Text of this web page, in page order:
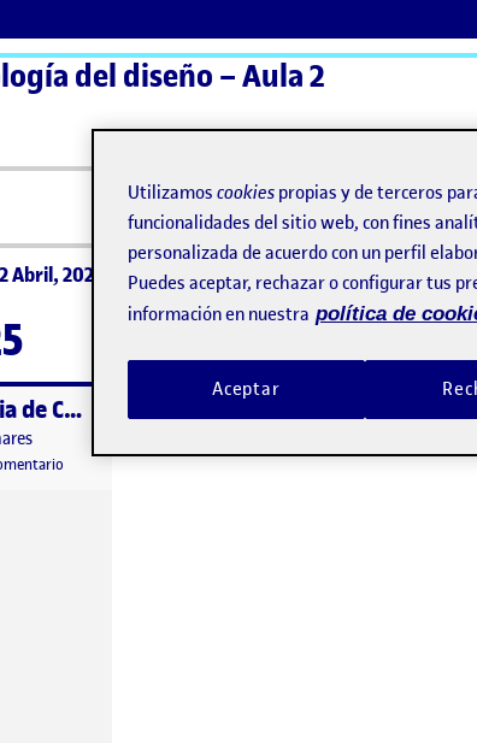
del diseño – Aula 2
ActiFolios
Abril, 2025
Reto 3: Memoria de Campo
2025 1:52 pmen Reto 3: Memoria de Campo
Utilizamos cookies propias y de terceros
funcionalidades del sitio web, con fines
personalizada de acuerdo con un perfil
Puedes aceptar, rechazar o configurar tus
información en nuestra política de
Aceptar